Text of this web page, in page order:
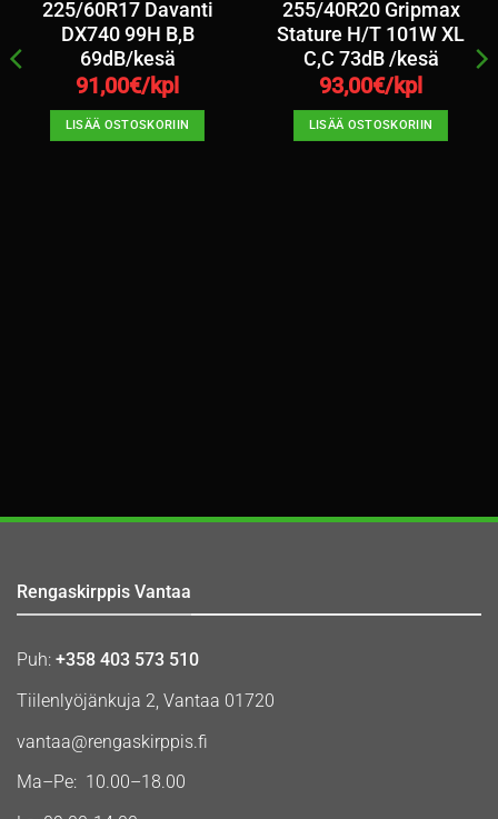
225/60R17 Davanti
DX740 99H B,B
69dB/kesä
91,00€/kpl
LISÄÄ OSTOSKORIIN
255/40R20 Gripmax
Stature H/T 101W XL
C,C 73dB /kesä
93,00€/kpl
LISÄÄ OSTOSKORIIN
Rengaskirppis Vantaa
Puh: +358 403 573 510
Tiilenlyöjänkuja 2, Vantaa 01720
vantaa@rengaskirppis.fi
Ma–Pe: 10.00–18.00